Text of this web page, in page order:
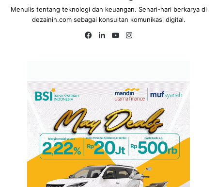
Menulis tentang teknologi dan keuangan. Sehari-hari berkarya di
dezainin.com sebagai konsultan komunikasi digital.
Fa
Lin
Yo